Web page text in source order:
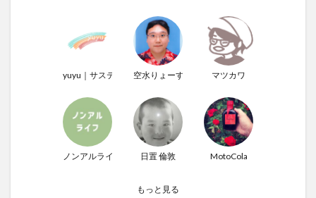
yuyu｜サステナぶる男空水りょーすけ マツカワ
ノンアルライフ 日置 倫敦 MotoCola
もっと見る